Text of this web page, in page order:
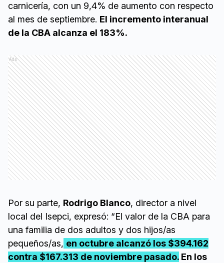
carnicería, con un 9,4% de aumento con respecto
al mes de septiembre. El incremento interanual
de la CBA alcanza el 183%.
Ads
Por su parte, Rodrigo Blanco, director a nivel
local del Isepci, expresó: “El valor de la CBA para
una familia de dos adultos y dos hijos/as
pequeños/as, en octubre alcanzó los $394.162
contra $167.313 de noviembre pasado. En los